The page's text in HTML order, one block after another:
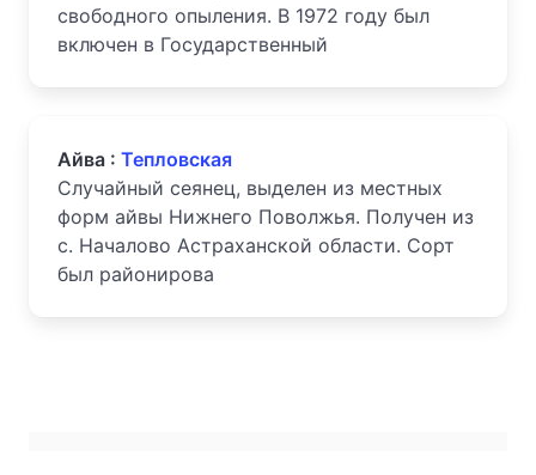
свободного опыления. В 1972 году был
включен в Государственный
Айва : Тепловская
Случайный сеянец, выделен из местных
форм айвы Нижнего Поволжья. Получен из
с. Началово Астраханской области. Сорт
был районирова